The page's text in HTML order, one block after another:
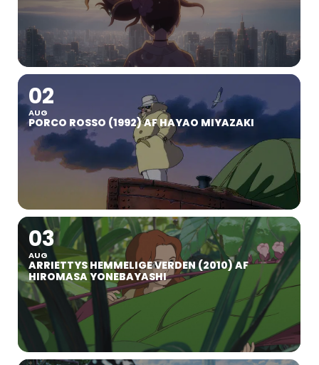
02
AUG
PORCO ROSSO (1992) AF HAYAO MIYAZAKI
03
AUG
ARRIETTYS HEMMELIGE VERDEN (2010) AF
HIROMASA YONEBAYASHI